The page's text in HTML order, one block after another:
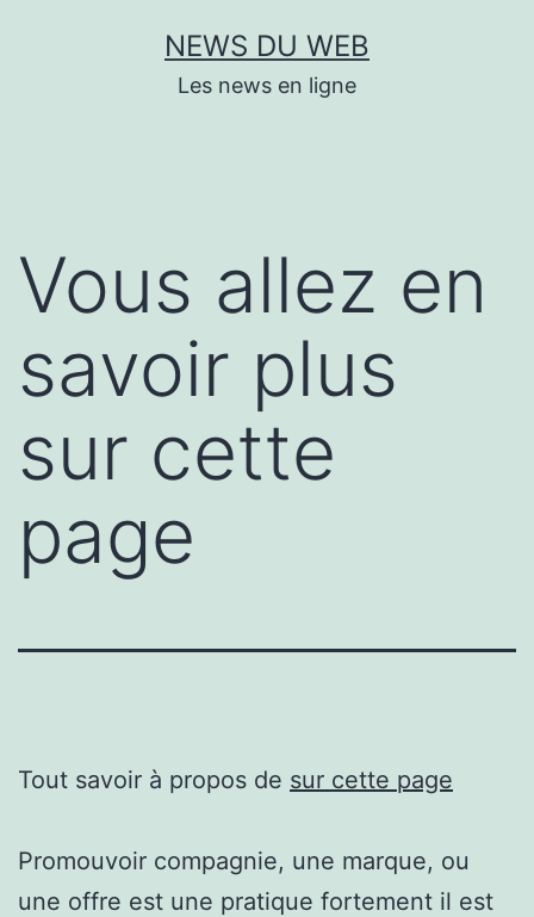
NEWS DU WEB
Les news en ligne
Vous allez en
savoir plus
sur cette
page
Tout savoir à propos de sur cette page
Promouvoir compagnie, une marque, ou
une offre est une pratique fortement il est